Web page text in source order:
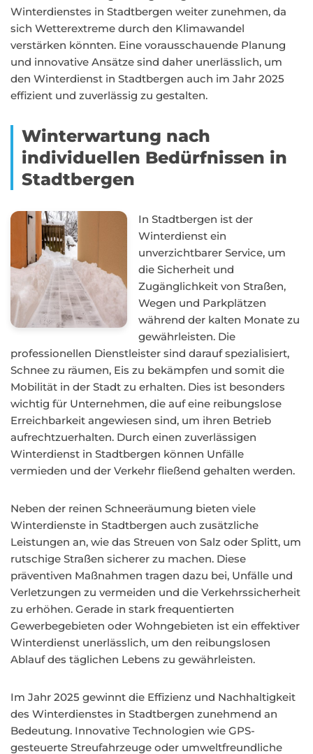
Winterdienstes in Stadtbergen weiter zunehmen, da
sich Wetterextreme durch den Klimawandel
verstärken könnten. Eine vorausschauende Planung
und innovative Ansätze sind daher unerlässlich, um
den Winterdienst in Stadtbergen auch im Jahr 2025
effizient und zuverlässig zu gestalten.
Winterwartung nach
individuellen Bedürfnissen in
Stadtbergen
In Stadtbergen ist der
Winterdienst ein
unverzichtbarer Service, um
die Sicherheit und
Zugänglichkeit von Straßen,
Wegen und Parkplätzen
während der kalten Monate zu
gewährleisten. Die
professionellen Dienstleister sind darauf spezialisiert,
Schnee zu räumen, Eis zu bekämpfen und somit die
Mobilität in der Stadt zu erhalten. Dies ist besonders
wichtig für Unternehmen, die auf eine reibungslose
Erreichbarkeit angewiesen sind, um ihren Betrieb
aufrechtzuerhalten. Durch einen zuverlässigen
Winterdienst in Stadtbergen können Unfälle
vermieden und der Verkehr fließend gehalten werden.
Neben der reinen Schneeräumung bieten viele
Winterdienste in Stadtbergen auch zusätzliche
Leistungen an, wie das Streuen von Salz oder Splitt, um
rutschige Straßen sicherer zu machen. Diese
präventiven Maßnahmen tragen dazu bei, Unfälle und
Verletzungen zu vermeiden und die Verkehrssicherheit
zu erhöhen. Gerade in stark frequentierten
Gewerbegebieten oder Wohngebieten ist ein effektiver
Winterdienst unerlässlich, um den reibungslosen
Ablauf des täglichen Lebens zu gewährleisten.
Im Jahr 2025 gewinnt die Effizienz und Nachhaltigkeit
des Winterdienstes in Stadtbergen zunehmend an
Bedeutung. Innovative Technologien wie GPS-
gesteuerte Streufahrzeuge oder umweltfreundliche